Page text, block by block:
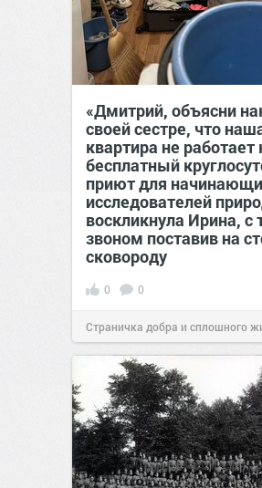
«Дмитрий, объясни
своей сестре, что
квартира не работает
бесплатный
приют для
исследователей
воскликнула Ирина, с
звоном поставив на
сковороду
0 0
Страничка добра и сплошного
позитива!00:28Сегодня